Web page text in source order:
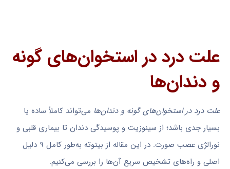
علت درد در استخوان‌های گونه
و دندان‌ها
علت درد در استخوان‌های گونه و دندان‌ها می‌تواند کاملاً ساده یا
بسیار جدی باشد؛ از سینوزیت و پوسیدگی دندان تا بیماری قلبی و
نورالژی عصب صورت. در این مقاله از بیتوته به‌طور کامل ۹ دلیل
اصلی و راه‌های تشخیص سریع آن‌ها را بررسی می‌کنیم.